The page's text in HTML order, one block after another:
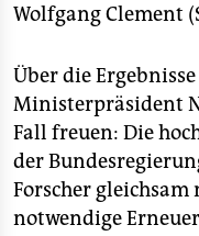
Wolfgang Clement
Über die
Ministerpräsident
Fall freuen: Die
der
Forscher gleichsam
notwendige